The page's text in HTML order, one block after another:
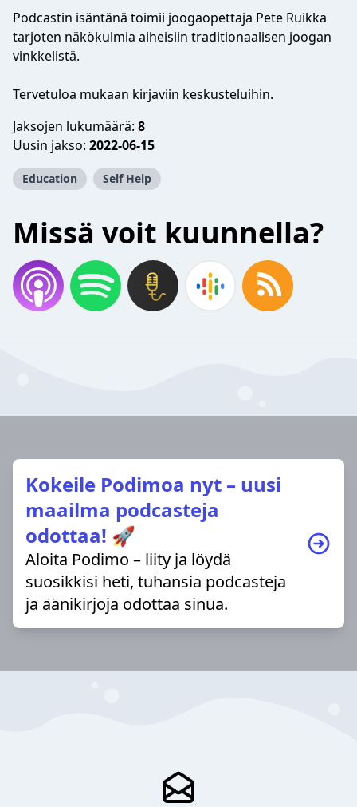
Podcastin isäntänä toimii joogaopettaja Pete Ruikka
tarjoten näkökulmia aiheisiin traditionaalisen joogan
vinkkelistä.
Tervetuloa mukaan kirjaviin keskusteluihin.
Jaksojen lukumäärä: 8
Uusin jakso: 2022-06-15
Education Self Help
Missä voit kuunnella?
Kokeile Podimoa nyt – uusi
maailma podcasteja
odottaa! 🚀
Aloita Podimo – liity ja löydä
suosikkisi heti, tuhansia podcasteja
ja äänikirjoja odottaa sinua.